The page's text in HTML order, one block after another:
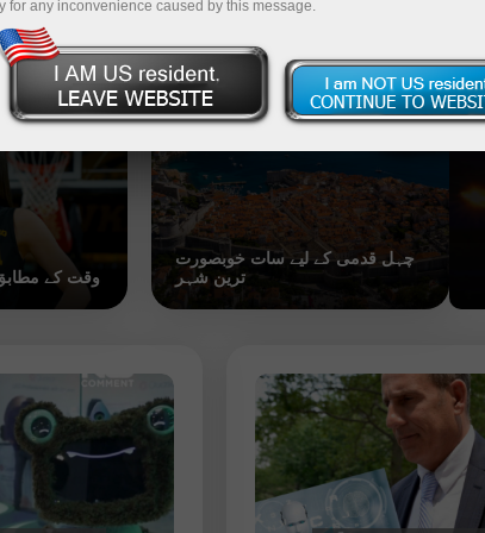
اے آئی پر شرط لگانا: دیکھنے کے لیے پانچ
ممکنہ اسٹاک
UTC+3
دنیا کے سات شاندار محلات
مسک کی
چہل قدمی کے لیے سات خوبصورت
ترین شہر
وقت کے مطابق 2024 کی
for any inconvenience caused by this message.